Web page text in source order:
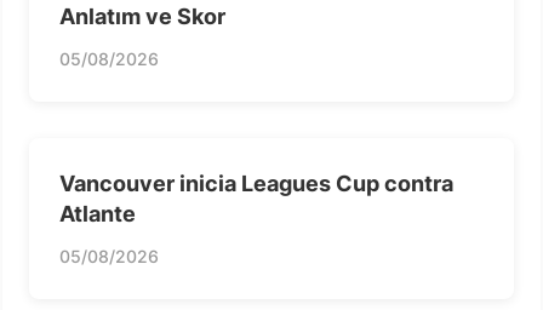
Anlatım ve Skor
05/08/2026
Vancouver inicia Leagues Cup contra
Atlante
05/08/2026